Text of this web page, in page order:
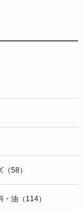
58）
油（114）